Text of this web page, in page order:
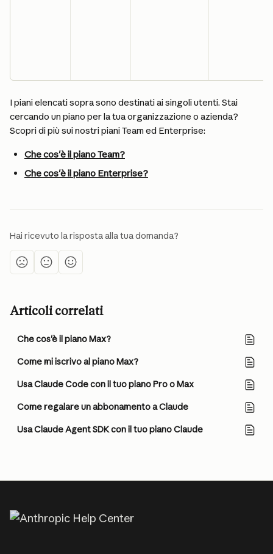
I piani elencati sopra sono destinati ai singoli utenti. Stai
cercando un piano per la tua organizzazione o azienda?
Scopri di più sui nostri piani Team ed Enterprise:
Che cos'è il piano Team?
Che cos'è il piano Enterprise?
Hai ricevuto la risposta alla tua domanda?
Articoli correlati
Che cos'è il piano Max?
Come mi iscrivo al piano Max?
Usa Claude Code con il tuo piano Pro o Max
Come regalare un abbonamento a Claude
Usa Claude Agent SDK con il tuo piano Claude